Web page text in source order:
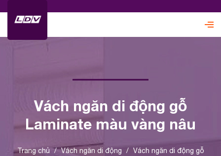
Vách ngăn di động gỗ
Laminate màu vàng nâu
Trang chủ / Vách ngăn di động / Vách ngăn di động gỗ